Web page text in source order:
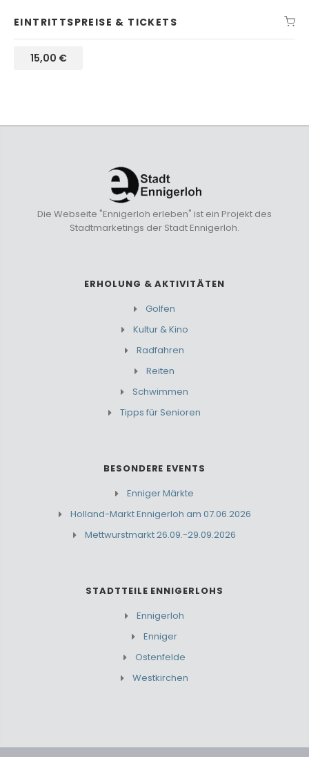
EINTRITTSPREISE & TICKETS
15,00 €
Die Webseite "Ennigerloh erleben" ist ein Projekt des
Stadtmarketings der Stadt Ennigerloh.
ERHOLUNG & AKTIVITÄTEN
Golfen
Kultur & Kino
Radfahren
Reiten
Schwimmen
Tipps für Senioren
BESONDERE EVENTS
Enniger Märkte
Holland-Markt Ennigerloh am 07.06.2026
Mettwurstmarkt 26.09.-29.09.2026
STADTTEILE ENNIGERLOHS
Ennigerloh
Enniger
Ostenfelde
Westkirchen